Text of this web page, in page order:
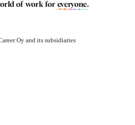
of work for everyone.
Oy and its subsidiaries